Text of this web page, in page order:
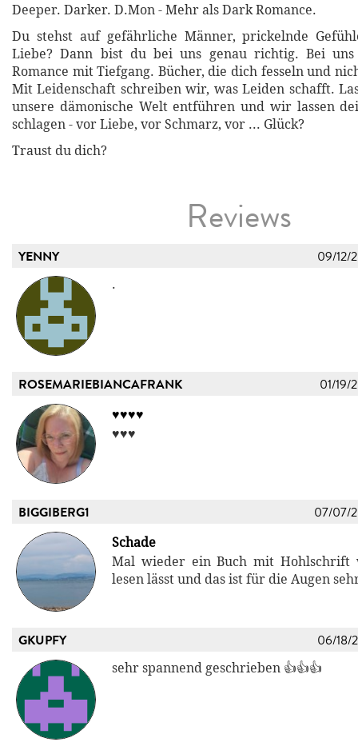
Deeper. Darker. D.Mon - Mehr als Dark Romance.
Du stehst auf gefährliche Männer, prickelnde
Liebe? Dann bist du bei uns genau richtig. Bei
Romance mit Tiefgang. Bücher, die dich fesseln und
Mit Leidenschaft schreiben wir, was Leiden schafft.
unsere dämonische Welt entführen und wir lassen
schlagen - vor Liebe, vor Schmarz, vor ... Glück?
Traust du dich?
Reviews
YENNY 09/12/
.
ROSEMARIEBIANCAFRANK 01/19/
♥️♥️♥️♥️
♥️♥️♥️
BIGGIBERG1 07/07/
Schade
Mal wieder ein Buch mit Hohlschrift
lesen lässt und das ist für die Augen
GKUPFY 06/18/
sehr spannend geschrieben 👍👍👍